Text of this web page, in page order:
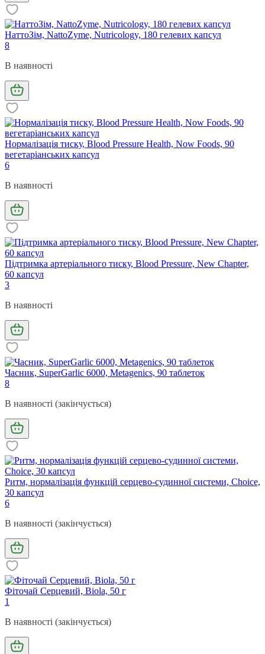
НаттоЗім, NattoZyme, Nutricology, 180 гелевих капсул
8
В наявності
Нормалізація тиску, Blood Pressure Health, Now Foods, 90
вегетаріанських капсул
6
В наявності
Підтримка артеріального тиску, Blood Pressure, New Chapter,
60 капсул
3
В наявності
Часник, SuperGarlic 6000, Metagenics, 90 таблеток
8
В наявності (закінчується)
Ритм, нормалізація функцій серцево-судинної системи, Choice,
30 капсул
6
В наявності (закінчується)
Фіточай Серцевий, Biola, 50 г
1
В наявності (закінчується)